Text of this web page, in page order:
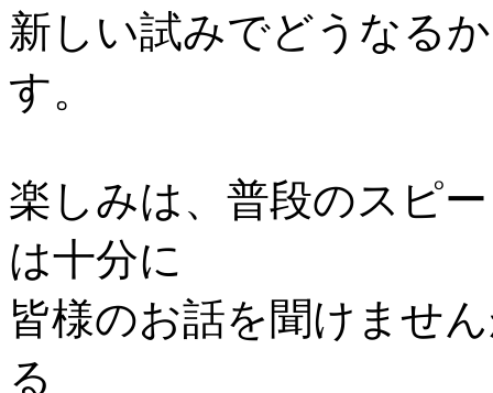
新しい試みでどうなる
す。
楽しみは、普段のスピ
は十分に
皆様のお話を聞けませ
る